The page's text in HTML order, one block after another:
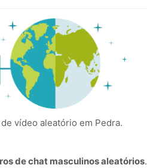
vídeo aleatório em Pedra.
de chat masculinos aleatórios.